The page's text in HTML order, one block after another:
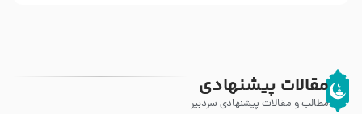
مقالات پیشنهادی
مطالب و مقالات پیشنهادی سردبیر